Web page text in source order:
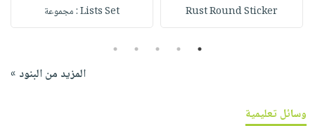
Rust Round Sticker Lists Set : مجموعة
1
2
3
4
5
المزيد من البنود »
وسائل تعليمية